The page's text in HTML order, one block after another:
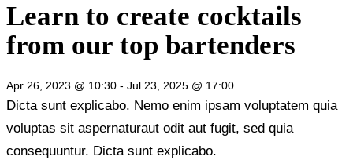
Learn to create cocktails
from our top bartenders
Apr 26, 2023 @ 10:30 - Jul 23, 2025 @ 17:00
Dicta sunt explicabo. Nemo enim ipsam voluptatem quia
voluptas sit aspernaturaut odit aut fugit, sed quia
consequuntur. Dicta sunt explicabo.